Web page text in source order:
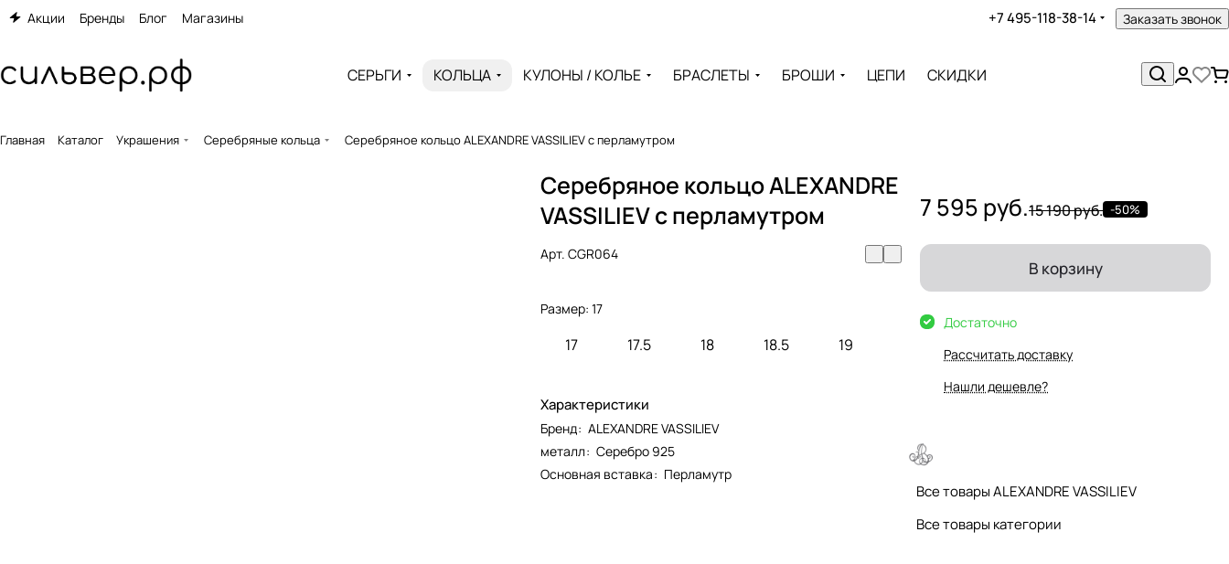
Акции Бренды Блог Магазины +7 495-118-38-14 Заказать звонок
СЕРЬГИ КОЛЬЦА КУЛОНЫ / КОЛЬЕ БРАСЛЕТЫ БРОШИ ЦЕПИ СКИДКИ
Главная Каталог Украшения Серебряные кольца Серебряное кольцо ALEXANDRE VASSILIEV с перламутром
Серебряное кольцо ALEXANDRE
VASSILIEV с перламутром
Арт.CGR064
Размер:17
17 17.5 18 18.5 19
Характеристики
Бренд: ALEXANDRE VASSILIEV
металл: Серебро 925
Основная вставка: Перламутр
7 595 руб.15 190 руб. -50%
В корзину
Достаточно
Рассчитать доставку
Нашли дешевле?
Все товары ALEXANDRE VASSILIEV
Все товары категории